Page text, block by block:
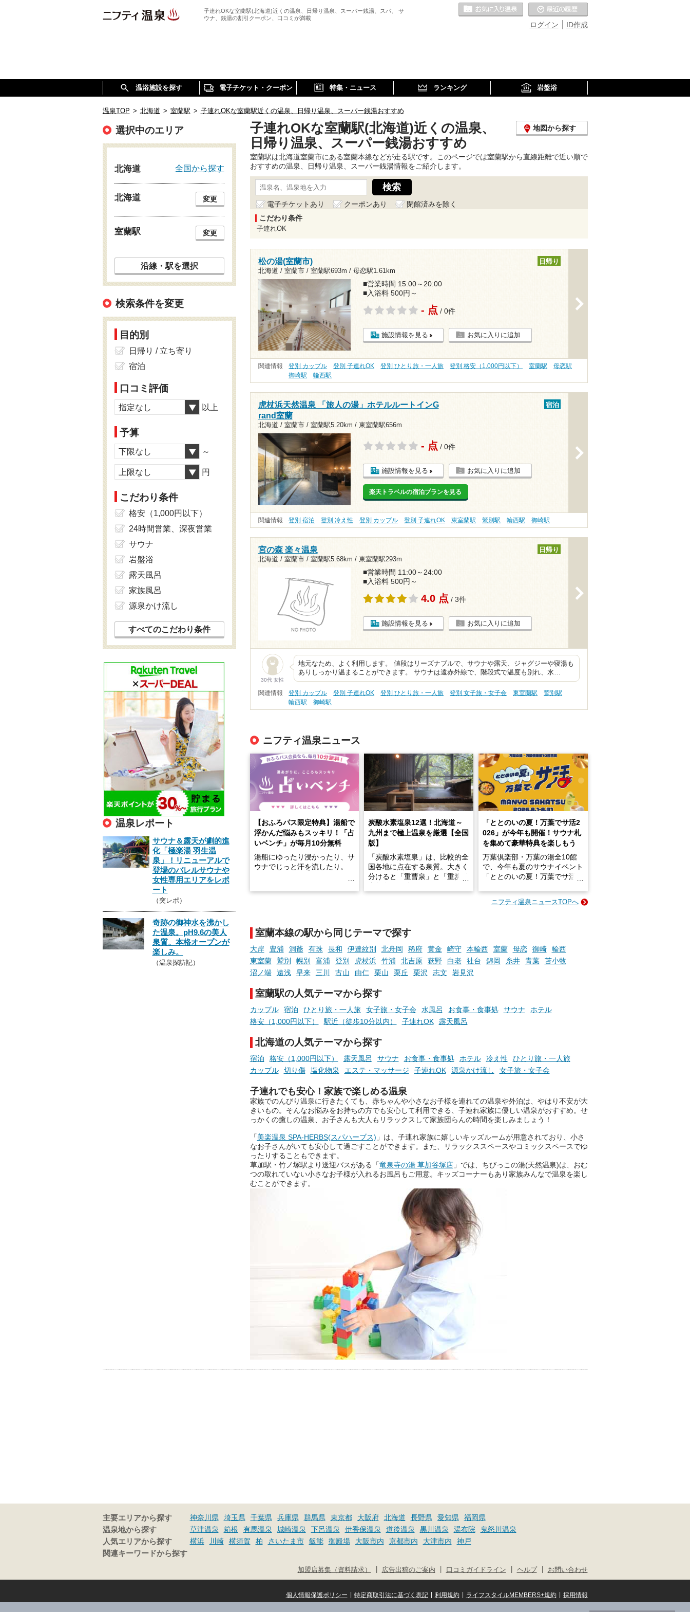
子連れOKな室蘭駅(北海道)近くの温泉、日帰り温泉、スーパー銭湯、スパ、 サ
ウナ、銭湯の割引クーポン、口コミが満載
ID作成
ログイン
お気に入りの温泉
温浴施設を探す 電子チケット・クーポン 特集・ニュース ランキング 岩盤浴
温泉TOP > 北海道 > 室蘭駅 > 子連れOKな室蘭駅近くの温泉、日帰り温泉、スーパー銭湯おすすめ
子連れOKな室蘭駅(北海道)近くの温泉、
日帰り温泉、スーパー銭湯おすすめ
地図から探す
室蘭駅は北海道室蘭市にある室蘭本線などが走る駅です。このページでは室蘭駅から直線距離で近い順で
おすすめの温泉、日帰り温泉、スーパー銭湯情報をご紹介します。
電子チケットあり クーポンあり
閉館済みを除く
こだわり条件
子連れOK
松の湯(室蘭市)
北海道 / 室蘭市 / 室蘭駅693m / 母恋駅1.61km
日帰り
■営業時間 15:00～20:00
■入浴料 500円～
- 点 / 0件
施設情報を見る お気に入りに追加
関連情報 登別 カップル 登別 子連れOK 登別 ひとり旅・一人旅 登別 格安（1,000円以下） 室蘭駅
母恋駅
御崎駅
輪西駅
虎杖浜天然温泉 「旅人の湯」ホテルルートインG
rand室蘭
北海道 / 室蘭市 / 室蘭駅5.20km / 東室蘭駅656m
宿泊
- 点 / 0件
施設情報を見る お気に入りに追加
楽天トラベルの宿泊プランを見る
関連情報 登別 宿泊 登別 冷え性 登別 カップル 登別 子連れOK 東室蘭駅 鷲別駅 輪西駅 御崎駅
宮の森 楽々温泉
北海道 / 室蘭市 / 室蘭駅5.68km / 東室蘭駅293m
日帰り
■営業時間 11:00～24:00
■入浴料 500円～
4.0 点 / 3件
施設情報を見る お気に入りに追加
30代 女性
地元なため、よく利用します。 値段はリーズナブルで、サウナや露天、ジャグジーや寝湯も
ありしっかり温まることができます。 サウナは遠赤外線で、階段式で温度も別れ、水…
関連情報 登別 カップル 登別 子連れOK 登別 ひとり旅・一人旅 登別 女子旅・女子会 東室蘭駅
鷲別駅
輪西駅
御崎駅
ニフティ温泉ニュース
【おふろパス限定特典】湯船で
浮かんだ悩みもスッキリ！「占
いベンチ」が毎月10分無料
湯船にゆったり浸かったり、サ
ウナでじっと汗を流したり。
た「これからのこと」や「ちょ
っとした悩み」が、頭に浮かん
でくることはありませんか？
らこそ向き合える、大切な自分
そんな心のつぶやきを、湯あが
たら素敵ですよね。
は、そんなあなたの心のつぶや
きをプロの占い師に相談するこ
とができるサービスです。
おふろパス会員様なら、この特
別なひとときを「毎月10分無
料」でご利用いただけます。
炭酸水素塩泉12選！北海道～
九州まで極上温泉を厳選【全国
版】
「炭酸水素塩泉」は、比較的全
国各地に点在する泉質。大きく
分けると「重曹泉」と「重炭酸
す。
今回は筆者自ら入浴した中か
ら、日本各地にある炭酸水素塩
泉を12施設セレクト。すべて
しと泉質の良さにこだわりつ
を厳選しました。
「ととのいの夏！万葉でサ活2
026」が今年も開催！サウナ札
を集めて豪華特典を楽しもう
万葉倶楽部・万葉の湯全10館
で、今年も夏のサウナイベント
「ととのいの夏！万葉でサ活2
2026年8月1日（土）～8月31
札」を集めることで、オリジナ
ルグッズや無料券などの特典と
交換可能。
ントも予定されています。ぜひ
【PR】
この記事は万葉倶楽部株式会社
ニフティ温泉ニュースTOPへ
室蘭本線の駅から同じテーマで探す
大岸 豊浦 洞爺 有珠 長和 伊達紋別 北舟岡 稀府 黄金 崎守 本輪西 室蘭 母恋 御崎
輪西
東室蘭
鷲別 幌別 富浦 登別 虎杖浜 竹浦 北吉原 萩野 白老 社台 錦岡 糸井 青葉
苫小牧
沼ノ端
遠浅 早来 三川 古山 由仁 栗山 栗丘 栗沢 志文 岩見沢
室蘭駅の人気テーマから探す
カップル 宿泊 ひとり旅・一人旅 女子旅・女子会 水風呂 お食事・食事処 サウナ
ホテル
格安（1,000円以下）
駅近（徒歩10分以内） 子連れOK 露天風呂
北海道の人気テーマから探す
宿泊 格安（1,000円以下） 露天風呂 サウナ お食事・食事処 ホテル 冷え性
ひとり旅・一人旅
カップル
切り傷 塩化物泉 エステ・マッサージ 子連れOK 源泉かけ流し 女子旅・女子会
子連れでも安心！家族で楽しめる温泉
家族でのんびり温泉に行きたくても、赤ちゃんや小さなお子様を連れての温泉や外泊は、やはり不安が大
きいもの。そんなお悩みをお持ちの方でも安心して利用できる、子連れ家族に優しい温泉がおすすめ。せ
っかくの癒しの温泉、お子さんも大人もリラックスして家族団らんの時間を楽しみましょう！
「美楽温泉 SPA-HERBS(スパハーブス) 」は、子連れ家族に嬉しいキッズルームが用意されており、小さ
なお子さんがいても安心して過ごすことができます。また、リラックススペースやコミックスペースでゆ
ったりすることもできます。
草加駅・竹ノ塚駅より送迎バスがある「竜泉寺の湯 草加谷塚店」では、ちびっこの湯(天然温泉)は、おむ
つの取れていない小さなお子様が入れるお風呂もご用意。キッズコーナーもあり家族みんなで温泉を楽し
むことができます。
選択中のエリア
北海道 全国から探す
北海道 変更
室蘭駅 変更
沿線・駅を選択
検索条件を変更
目的別
日帰り / 立ち寄り
宿泊
口コミ評価
指定なし 以上
予算
下限なし ～
上限なし 円
こだわり条件
格安（1,000円以下）
24時間営業、深夜営業
サウナ
岩盤浴
露天風呂
家族風呂
源泉かけ流し
すべてのこだわり条件
温泉レポート
サウナ＆露天が劇的進
化「極楽湯 羽生温
泉」！リニューアルで
登場のバレルサウナや
女性専用エリアをレポ
ート
（突レポ）
奇跡の御神水を沸かし
た温泉。pH9.6の美人
泉質。本格オープンが
楽しみ。
（温泉探訪記）
主要エリアから探す 神奈川県 埼玉県 千葉県 兵庫県 群馬県 東京都 大阪府 北海道 長野県 愛知県
福岡県
温泉地から探す
草津温泉 箱根 有馬温泉 城崎温泉 下呂温泉 伊香保温泉 道後温泉 黒川温泉 湯布院
鬼怒川温泉
人気エリアから探す
横浜 川崎 横須賀 柏 さいたま市 飯能 御殿場 大阪市内 京都市内 大津市内
神戸
関連キーワードから探す
お問い合わせ
ヘルプ
口コミガイドライン
広告出稿のご案内
加盟店募集（資料請求）
採用情報
ライフスタイルMEMBERS+規約
利用規約
特定商取引法に基づく表記
個人情報保護ポリシー
© NIFTY Lifestyle Co., Ltd.